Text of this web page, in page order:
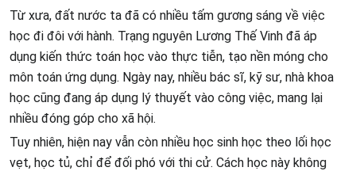
Từ xưa, đất nước ta đã có nhiều tấm gương sáng về việc
học đi đôi với hành. Trạng nguyên Lương Thế Vinh đã áp
dụng kiến thức toán học vào thực tiễn, tạo nền móng cho
môn toán ứng dụng. Ngày nay, nhiều bác sĩ, kỹ sư, nhà khoa
học cũng đang áp dụng lý thuyết vào công việc, mang lại
nhiều đóng góp cho xã hội.
Tuy nhiên, hiện nay vẫn còn nhiều học sinh học theo lối học
vẹt, học tủ, chỉ để đối phó với thi cử. Cách học này không